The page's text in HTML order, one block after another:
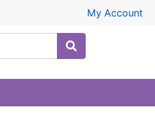
My Account